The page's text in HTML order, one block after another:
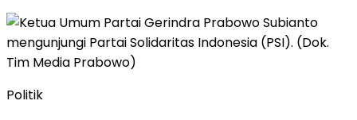
Politik